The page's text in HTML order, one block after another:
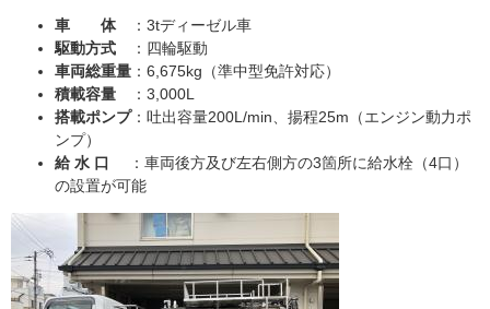
車 体：3tディーゼル車
駆動方式 ：四輪駆動
車両総重量 ：6,675kg（準中型免許対応）
積載容量 ：3,000L
搭載ポンプ：吐出容量200L/min、揚程25m（エンジン動力ポ
ンプ）
給 水 口
：車両後方及び左右側方の3箇所に給水栓（4口）
の設置が可能